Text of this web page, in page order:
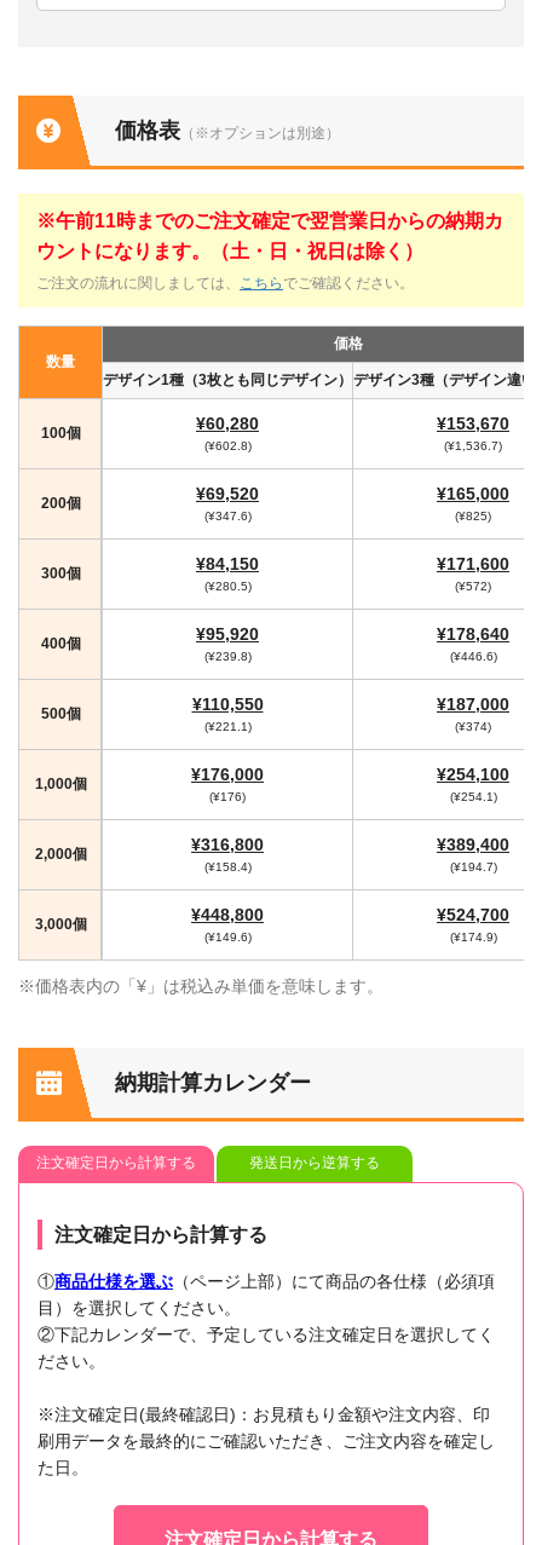
価格表 （※オプションは別途）
※午前11時までのご注文確定で翌営業日からの納期カ
ウントになります。（土・日・祝日は除く）
ご注文の流れに関しましては、 こちら でご確認ください。
数量
価格
デザイン1種（3枚とも同じデザイン） デザイン3種（デザイン違い
100個 ¥60,280
(¥602.8)
¥153,670
(¥1,536.7)
200個 ¥69,520
(¥347.6)
¥165,000
(¥825)
300個 ¥84,150
(¥280.5)
¥171,600
(¥572)
400個 ¥95,920
(¥239.8)
¥178,640
(¥446.6)
500個 ¥110,550
(¥221.1)
¥187,000
(¥374)
1,000個 ¥176,000
(¥176)
¥254,100
(¥254.1)
2,000個 ¥316,800
(¥158.4)
¥389,400
(¥194.7)
3,000個 ¥448,800
(¥149.6)
¥524,700
(¥174.9)
※価格表内の「¥」は税込み単価を意味します。
納期計算カレンダー
注文確定日から計算する 発送日から逆算する
注文確定日から計算する
①商品仕様を選ぶ （ページ上部）にて商品の各仕様（必須項
目）を選択してください。
②下記カレンダーで、予定している注文確定日を選択してく
ださい。
※注文確定日(最終確認日)：お見積もり金額や注文内容、印
刷用データを最終的にご確認いただき、ご注文内容を確定し
た日。
注文確定日から計算する